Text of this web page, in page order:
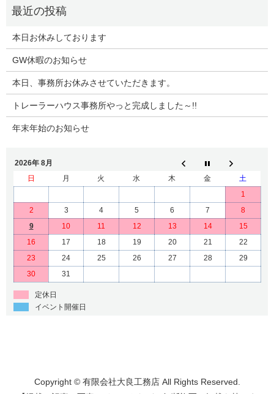
本日お休みしております
GW休暇のお知らせ
本日、事務所お休みさせていただきます。
トレーラーハウス事務所やっと完成しました～!!
年末年始のお知らせ
2026年 8月
日
月 火 水 木 金
土
1
2
3 4 5 6 7
8
9
10 11 12 13 14
15
16
17 18 19 20 21
22
23
24 25 26 27 28
29
30
31
定休日
イベント開催日
Copyright © 有限会社大良工務店 All Rights Reserved.